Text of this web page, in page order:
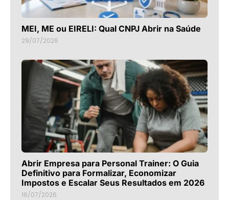
MEI, ME ou EIRELI: Qual CNPJ Abrir na Saúde
29/07/2026
Abrir Empresa para Personal Trainer: O Guia
Definitivo para Formalizar, Economizar
Impostos e Escalar Seus Resultados em 2026
16/07/2026